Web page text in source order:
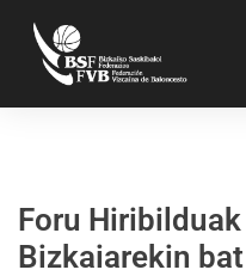
Foru
Bizkaiarekin